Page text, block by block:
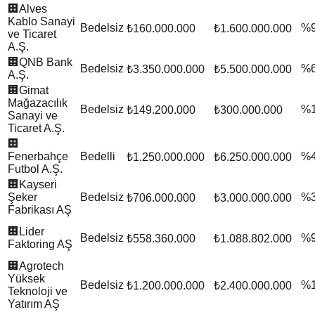
🏢 Alves
Kablo Sanayi
ve Ticaret
A.Ş.
Bedelsiz ₺160.000.000 ₺1.600.000.000 %
🏢 QNB Bank
A.Ş.
Bedelsiz ₺3.350.000.000 ₺5.500.000.000 %
🏢 Gimat
Mağazacılık
Sanayi ve
Ticaret A.Ş.
Bedelsiz ₺149.200.000 ₺300.000.000 %
🏢
Fenerbahçe
Futbol A.Ş.
Bedelli ₺1.250.000.000 ₺6.250.000.000 %
🏢 Kayseri
Şeker
Fabrikası AŞ
Bedelsiz ₺706.000.000 ₺3.000.000.000 %
🏢 Lider
Faktoring AŞ
Bedelsiz ₺558.360.000 ₺1.088.802.000 %
🏢 Agrotech
Yüksek
Teknoloji ve
Yatırım AŞ
Bedelsiz ₺1.200.000.000 ₺2.400.000.000 %